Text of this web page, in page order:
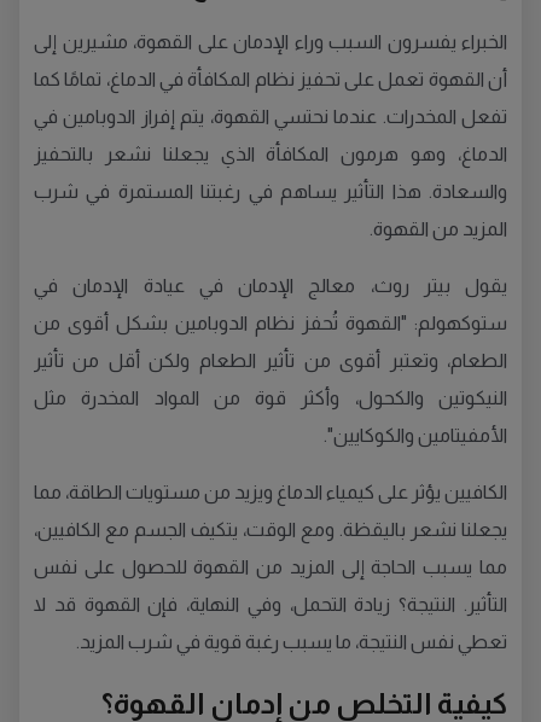
الخبراء يفسرون السبب وراء الإدمان على القهوة، مشيرين إلى
أن القهوة تعمل على تحفيز نظام المكافأة في الدماغ، تمامًا كما
تفعل المخدرات. عندما نحتسي القهوة، يتم إفراز الدوبامين في
الدماغ، وهو هرمون المكافأة الذي يجعلنا نشعر بالتحفيز
والسعادة. هذا التأثير يساهم في رغبتنا المستمرة في شرب
المزيد من القهوة.
يقول بيتر روث، معالج الإدمان في عيادة الإدمان في
ستوكهولم: "القهوة تُحفز نظام الدوبامين بشكل أقوى من
الطعام، وتعتبر أقوى من تأثير الطعام ولكن أقل من تأثير
النيكوتين والكحول، وأكثر قوة من المواد المخدرة مثل
الأمفيتامين والكوكايين".
الكافيين يؤثر على كيمياء الدماغ ويزيد من مستويات الطاقة، مما
يجعلنا نشعر باليقظة. ومع الوقت، يتكيف الجسم مع الكافيين،
مما يسبب الحاجة إلى المزيد من القهوة للحصول على نفس
التأثير. النتيجة؟ زيادة التحمل، وفي النهاية، فإن القهوة قد لا
تعطي نفس النتيجة، ما يسبب رغبة قوية في شرب المزيد.
كيفية التخلص من إدمان القهوة؟